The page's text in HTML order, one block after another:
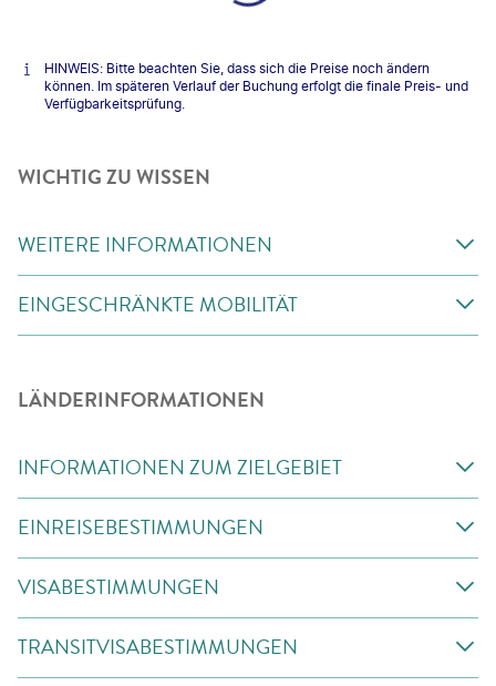
HINWEIS: Bitte beachten Sie, dass sich die Preise noch ändern
können. Im späteren Verlauf der Buchung erfolgt die finale Preis- und
Verfügbarkeitsprüfung.
WICHTIG ZU WISSEN
WEITERE INFORMATIONEN
EINGESCHRÄNKTE MOBILITÄT
LÄNDERINFORMATIONEN
INFORMATIONEN ZUM ZIELGEBIET
EINREISEBESTIMMUNGEN
VISABESTIMMUNGEN
TRANSITVISABESTIMMUNGEN